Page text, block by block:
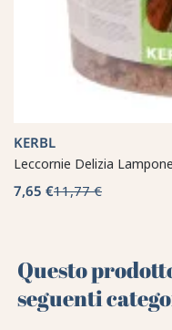
KERBL
Leccornie Delizia
7,65 €11,77 €
Questo
seguenti